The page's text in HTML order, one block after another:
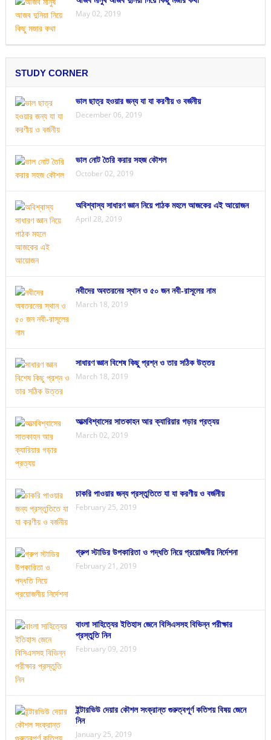
May 02, 2019
STUDY CORNER
ভাল ছাত্র হওয়ার জন্য যা যা করণীয় ও বর্জনীয়
December 06, 2019
ভাল নোট তৈরি করার সহজ কৌশল
October 02, 2019
অবিশ্বাস্য সাধারণ জ্ঞান নিয়ে পাঠক মহলে আজকের এই আয়োজন
April 28, 2019
নবীদের অবতরনের স্থান ও ৫০ জন নবী-রাসূলের নাম
March 18, 2019
সাধারণ জ্ঞান বিশেষ কিছু প্রশ্ন ও তার সঠিক উত্তর
March 18, 2019
আত্মবিশ্বাসের সাতকাহন আর ক্যারিয়ার গড়ার প্রত্যয়
March 02, 2019
চাকরি পাওয়ার জন্য প্রস্তুতিতে যা যা করণীয় ও বর্জনীয়
February 25, 2019
গ্রুপ স্টাডির উপকারিতা ও পদ্ধতি নিয়ে প্রয়োজনীয় নির্দেশনা
February 21, 2019
বাংলা সাহিত্যের ইতিহাস জেনে বিসিএসসহ বিভিন্ন পরীক্ষার
প্রস্তুতি নিন
February 09, 2019
ইন্টারভিউ দেয়ার কৌশল সংক্রান্ত গুরুত্বপূর্ণ কতিপয় বিষয় জেনে
নিন
January 25, 2019